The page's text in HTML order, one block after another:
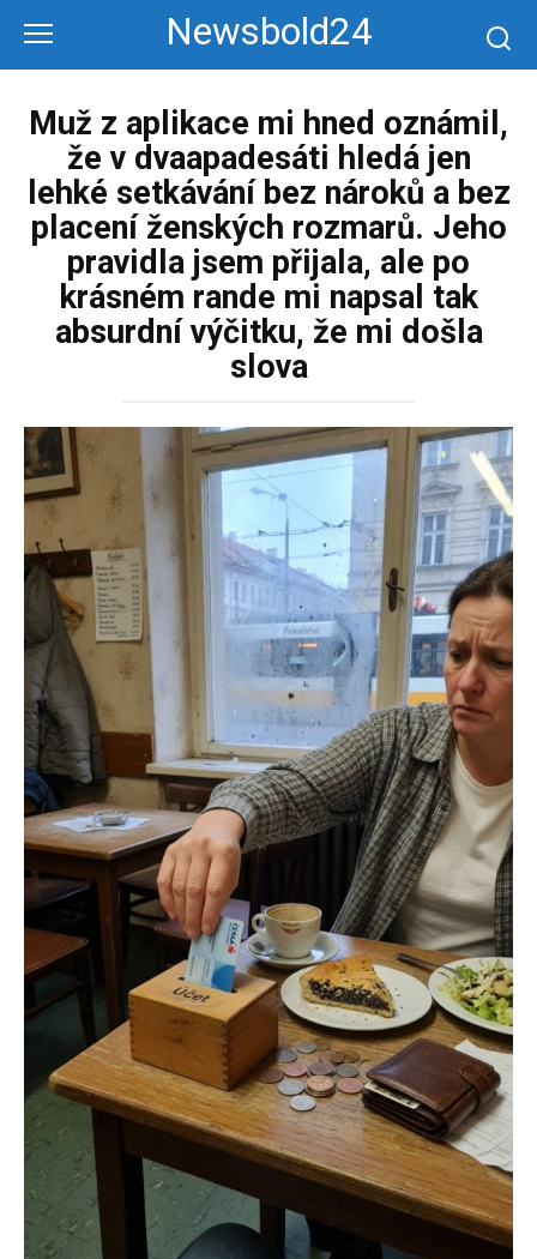
контенту
Newsbold24
Muž z aplikace mi hned oznámil,
že v dvaapadesáti hledá jen
lehké setkávání bez nároků a bez
placení ženských rozmarů. Jeho
pravidla jsem přijala, ale po
krásném rande mi napsal tak
absurdní výčitku, že mi došla
slova